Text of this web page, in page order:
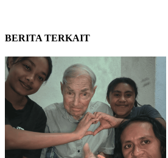
BERITA TERKAIT